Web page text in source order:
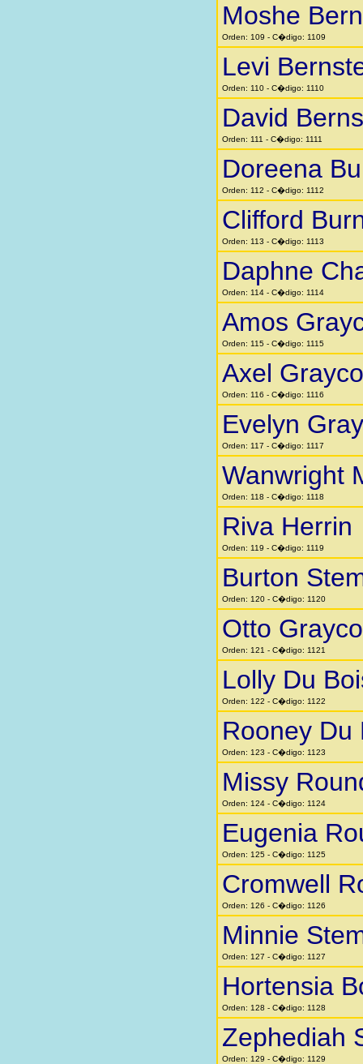
Moshe
Orden: 109 - C�digo: 1109
Levi
Orden: 110 - C�digo: 1110
David
Orden: 111 - C�digo: 1111
Doreena
Orden: 112 - C�digo: 1112
Clifford
Orden: 113 - C�digo: 1113
Daphne
Orden: 114 - C�digo: 1114
Amos
Orden: 115 - C�digo: 1115
Axel
Orden: 116 - C�digo: 1116
Evelyn
Orden: 117 - C�digo: 1117
Wanwright
Orden: 118 - C�digo: 1118
Riva Herrin
Orden: 119 - C�digo: 1119
Burton
Orden: 120 - C�digo: 1120
Otto
Orden: 121 - C�digo: 1121
Lolly Du
Orden: 122 - C�digo: 1122
Rooney Du
Orden: 123 - C�digo: 1123
Missy
Orden: 124 - C�digo: 1124
Eugenia
Orden: 125 - C�digo: 1125
Cromwell
Orden: 126 - C�digo: 1126
Minnie
Orden: 127 - C�digo: 1127
Hortensia
Orden: 128 - C�digo: 1128
Zephediah
Orden: 129 - C�digo: 1129